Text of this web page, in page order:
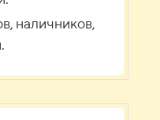
наличников,